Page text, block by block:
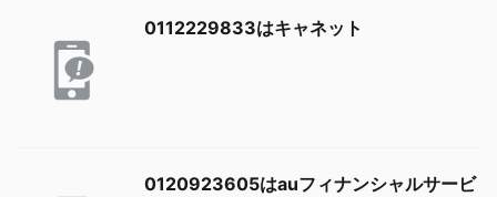
0112229833はキャネット
0120923605はauフィナンシャルサービ